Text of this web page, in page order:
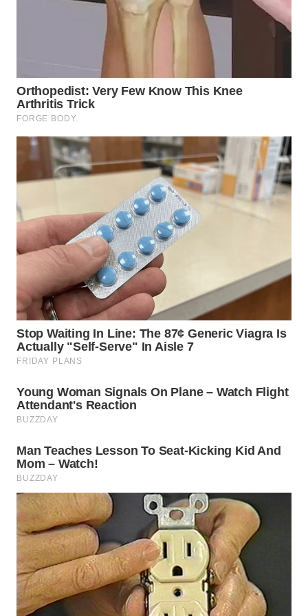
WN
TAPANULI
TENGAH
WN DELI
SERDANG
TINGGI
PAKPAK
WN
KARAWANG
WN
WN
BOGOR
WN
DEPOK
WN
TAPANULI
UTARA
WN
SAMOSIR